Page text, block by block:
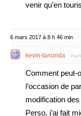
venir qu’en
6 mars 2017 à 8 h 46 min
kevin-tanunda
Comment peut-
l’occasion de
modification
Perso, j’ai fait